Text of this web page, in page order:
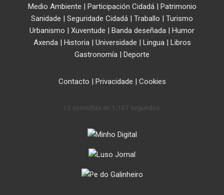
Medio Ambiente | Participación Cidadá| Patrimonio
Sanidade | Seguridade Cidadá | Traballo | Turismo
Urbanismo | Xuventude | Banda deseñada | Humor
Axenda| Historia| Universidade | Lingua| Libros
Gastronomía | Deporte
Contacto | Privacidade | Cookies
12 consultas en 1,107 segundos.